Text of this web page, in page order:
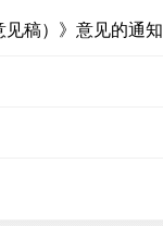
稿）》意见的通知